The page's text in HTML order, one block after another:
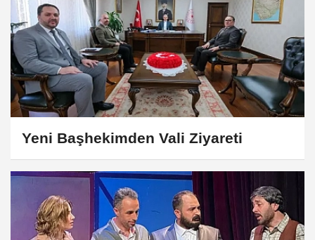
Yeni Başhekimden Vali Ziyareti